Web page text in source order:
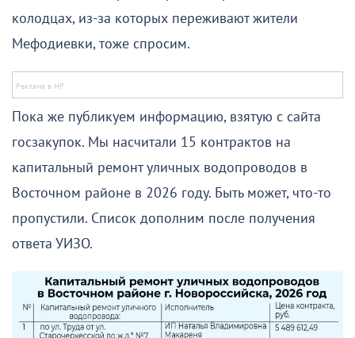
колодцах, из-за которых переживают жители
Мефодиевки, тоже спросим.
Пока же публикуем информацию, взятую с сайта
госзакупок. Мы насчитали 15 контрактов на
капитальный ремонт уличных водопроводов в
Восточном районе в 2026 году. Быть может, что-то
пропустили. Список дополним после получения
ответа УИЗО.